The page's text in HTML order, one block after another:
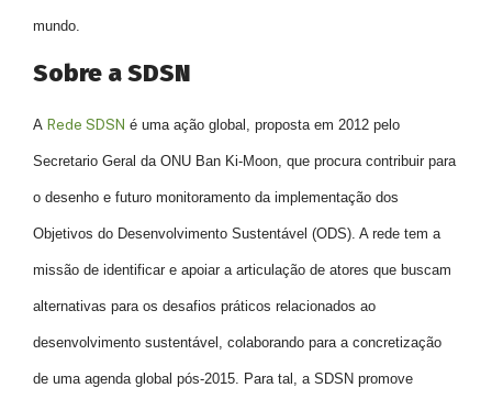
mundo.
Sobre a SDSN
A Rede SDSN é uma ação global, proposta em 2012 pelo
Secretario Geral da ONU Ban Ki-Moon, que procura contribuir para
o desenho e futuro monitoramento da implementação dos
Objetivos do Desenvolvimento Sustentável (ODS). A rede tem a
missão de identificar e apoiar a articulação de atores que buscam
alternativas para os desafios práticos relacionados ao
desenvolvimento sustentável, colaborando para a concretização
de uma agenda global pós-2015. Para tal, a SDSN promove